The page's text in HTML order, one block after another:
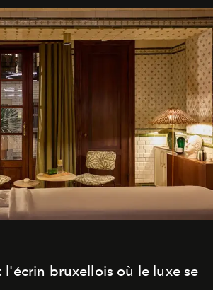
l'écrin bruxellois où le luxe se